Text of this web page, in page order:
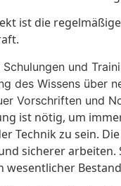
ist die
und
des Wissens über
Vorschriften und
ist nötig, um
Technik zu sein.
sicherer arbeiten.
wesentlicher